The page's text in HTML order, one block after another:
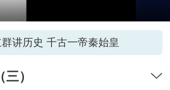
讲历史 千古一帝秦始皇
）